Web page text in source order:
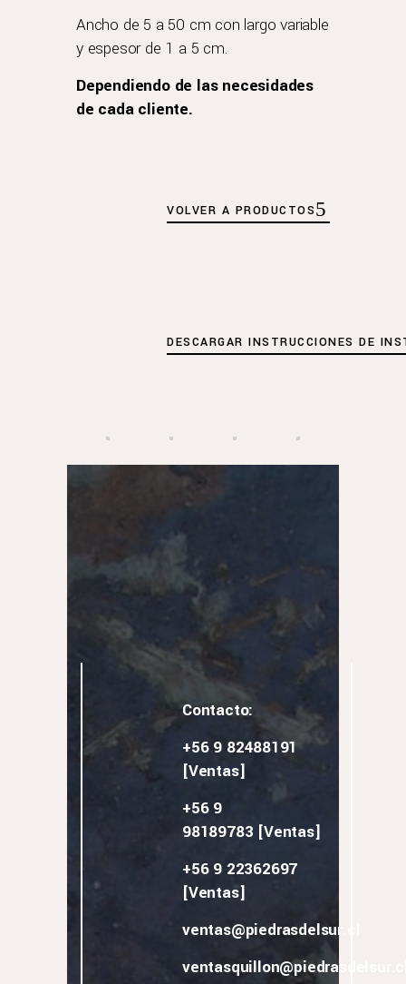
Ancho de 5 a 50 cm con largo variable
y espesor de 1 a 5 cm.
Dependiendo de las necesidades
de cada cliente.
VOLVER A PRODUCTOS
DESCARGAR INSTRUCCIONES DE
Contacto:
+56 9 82488191
[Ventas]
+56 9
98189783 [Ventas]
+56 9 22362697
[Ventas]
ventas@piedrasdelsur.cl